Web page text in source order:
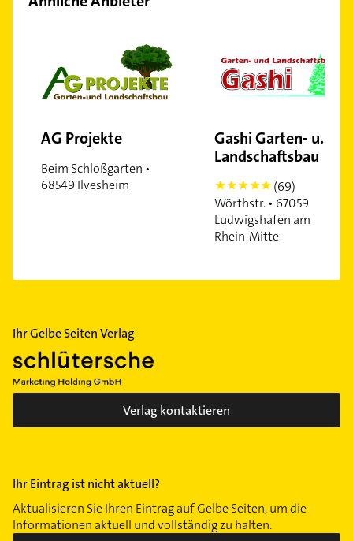
AG Projekte
Beim Schloßgarten •
68549 Ilvesheim
Gashi Garten- u.
Landschaftsbau
5
(69)
Wörthstr. • 67059
Ludwigshafen am
Rhein-Mitte
Ihr Gelbe Seiten Verlag
Verlag kontaktieren
Ihr Eintrag ist nicht aktuell?
Aktualisieren Sie Ihren Eintrag auf Gelbe Seiten, um die
Informationen aktuell und vollständig zu halten.